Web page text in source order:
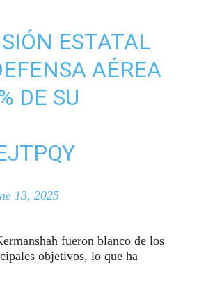
ESTATAL
AÉREA
DE SU
13, 2025
fueron blanco de los
objetivos, lo que ha